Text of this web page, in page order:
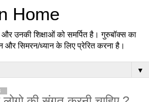
Home
उनकी शिक्षाओं को समर्पित है। गुरुबॉक्स का
और सिमरन/ध्यान के लिए प्रेरित करना है।
▼